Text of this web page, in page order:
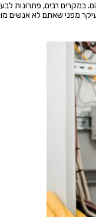
במקרים רבים, פתרונות
מפני שאתם לא אנשים